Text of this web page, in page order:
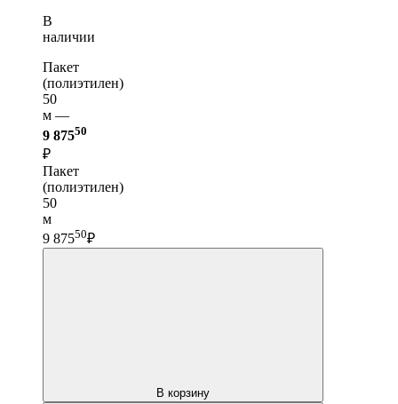
В
наличии
Пакет
(полиэтилен)
50
м —
9 87550
₽
Пакет
(полиэтилен)
50
м
9 87550₽
В корзину